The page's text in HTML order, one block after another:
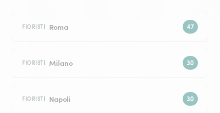
FIORISTI Roma
FIORISTI Milano
FIORISTI Napoli